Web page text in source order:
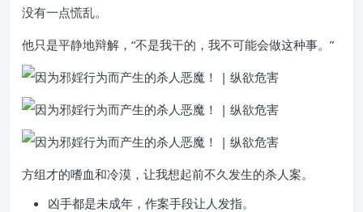
没有一点慌乱。
他只是平静地辩解，“不是我干的，我不可能会做这种事。”
方组才的嗜血和冷漠，让我想起前不久发生的杀人案。
凶手都是未成年，作案手段让人发指。